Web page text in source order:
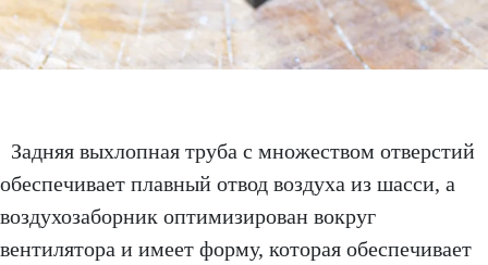
Задняя выхлопная труба с множеством отверстий
обеспечивает плавный отвод воздуха из шасси, а
воздухозаборник оптимизирован вокруг
вентилятора и имеет форму, которая обеспечивает